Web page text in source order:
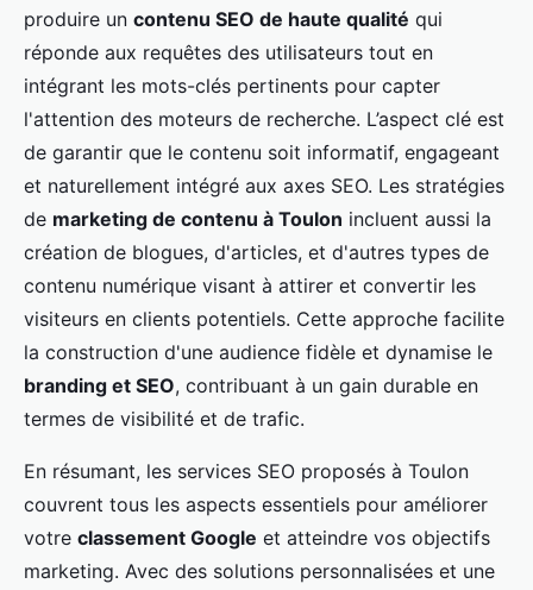
produire un contenu SEO de haute qualité qui
réponde aux requêtes des utilisateurs tout en
intégrant les mots-clés pertinents pour capter
l'attention des moteurs de recherche. L’aspect clé est
de garantir que le contenu soit informatif, engageant
et naturellement intégré aux axes SEO. Les stratégies
de marketing de contenu à Toulon incluent aussi la
création de blogues, d'articles, et d'autres types de
contenu numérique visant à attirer et convertir les
visiteurs en clients potentiels. Cette approche facilite
la construction d'une audience fidèle et dynamise le
branding et SEO, contribuant à un gain durable en
termes de visibilité et de trafic.
En résumant, les services SEO proposés à Toulon
couvrent tous les aspects essentiels pour améliorer
votre classement Google et atteindre vos objectifs
marketing. Avec des solutions personnalisées et une